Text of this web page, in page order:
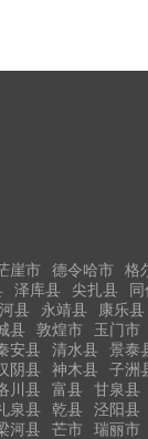
崖市 德令哈市 格
泽库县 尖扎县
县 永靖县 康乐县
县 敦煌市 玉门市
安县 清水县 景泰
阴县 神木县 子洲
川县 富县 甘泉县
泉县 乾县 泾阳县
河县 芒市 瑞丽市